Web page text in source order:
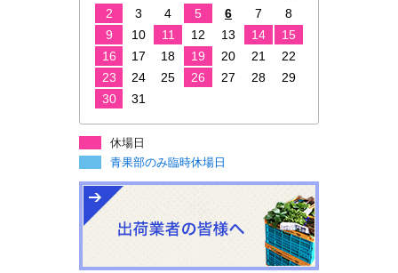
2
3 4 5 6 7
8
9
10 11 12 13 14
15
16
17 18 19 20 21
22
23
24 25 26 27 28
29
30
31
休場日
青果部のみ臨時休場日